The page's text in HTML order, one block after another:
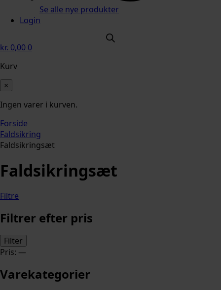
Se alle nye produkter
Login
kr. 0,00 0
Kurv
×
Ingen varer i kurven.
Forside
Faldsikring
Faldsikringsæt
Faldsikringsæt
Filtre
Filtrer efter pris
Mindste
pris
Højeste
pris
Filter
Pris: —
Varekategorier